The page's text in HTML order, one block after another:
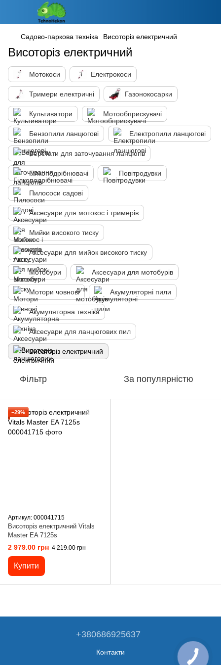
Садово-паркова техніка Висоторіз електричний
Висоторіз електричний
Мотокоси Електрокоси
Тримери електричні Газонокосарки
Культиватори Мотообприскувачі
Бензопили ланцюгові Електропили ланцюгові
Верстати для заточування ланцюгів
Гілкоподрібнювачі Повітродувки
Пилососи садові
Аксесуари для мотокос і тримерів
Мийки високого тиску
Аксесуари для мийок високого тиску
Мотобури Аксесуари для мотобурів
Мотори човнові Акумуляторні пили
Акумуляторна техніка
Аксесуари для ланцюгових пил
Висоторіз електричний
Фільтр За популярністю
−29%
Артикул: 000041715
Висоторіз електричний Vitals
Master EA 7125s
2 979.00 грн 4 219.00 грн
Купити
+380686925637
Контакти